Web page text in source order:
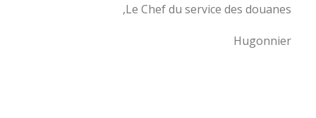
Le Chef du service des douanes,
Hugonnier